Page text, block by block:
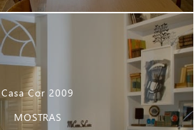
Casa Cor 2009
MOSTRAS